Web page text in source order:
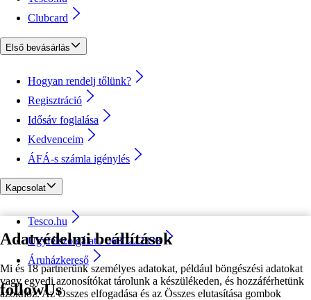
Adatvédelmi beállítások
Mi és 18 partnerünk személyes adatokat, például böngészési adatokat
vagy egyedi azonosítókat tárolunk a készülékeden, és hozzáférhetünk
azokhoz. Az Összes elfogadása és az Összes elutasítása gombok
Clubcard
Első bevásárlás
Hogyan rendelj tőlünk?
Regisztráció
Idősáv foglalása
Kedvenceim
ÁFÁ-s számla igénylés
Kapcsolat
Tesco.hu
Ügyfélszolgálat - 0680222333
Áruházkereső
followUs